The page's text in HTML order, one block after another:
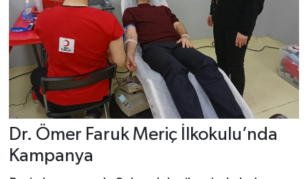
Dr. Ömer Faruk Meriç İlkokulu’nda
Kampanya